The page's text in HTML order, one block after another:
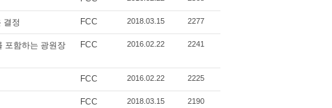
결정 FCC 2018.03.15 2277
포함하는 광원장
FCC 2016.02.22 2241
FCC 2016.02.22 2225
FCC 2018.03.15 2190